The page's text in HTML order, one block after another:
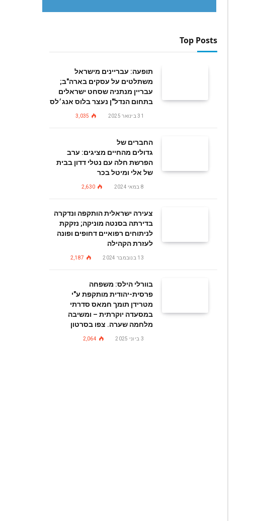
Top Posts
תופעה: עבריינים מישראל
משתלטים על עסקים בארה"ב;
עבריין מנתניה שסחט ישראלים
בתחום הנדל"ן נעצר בלוס אנג׳לס
31 בינואר 2025 3,035
החברים של
גדולים מהחיים מציגים: ערב
הפרשת חלה עם נטלי דדון בבית
של אלי ומיטל בכר
8 במאי 2024 2,630
צעירה ישראלית הותקפה ונדקרה
בדירתה בסנטה מוניקה; נזקקת
לניתוחים רפואיים דחופים ופונה
לעזרת הקהילה
13 בנובמבר 2024 2,187
בוורלי הילס: משפחה
פרסית-יהודית מותקפת ע"י
מטרידן תומך חמאס סדרתי
במסעדה יוקרתית – ומשיבה
מלחמה שערה. צפו בסרטון
3 ביוני 2025 2,064